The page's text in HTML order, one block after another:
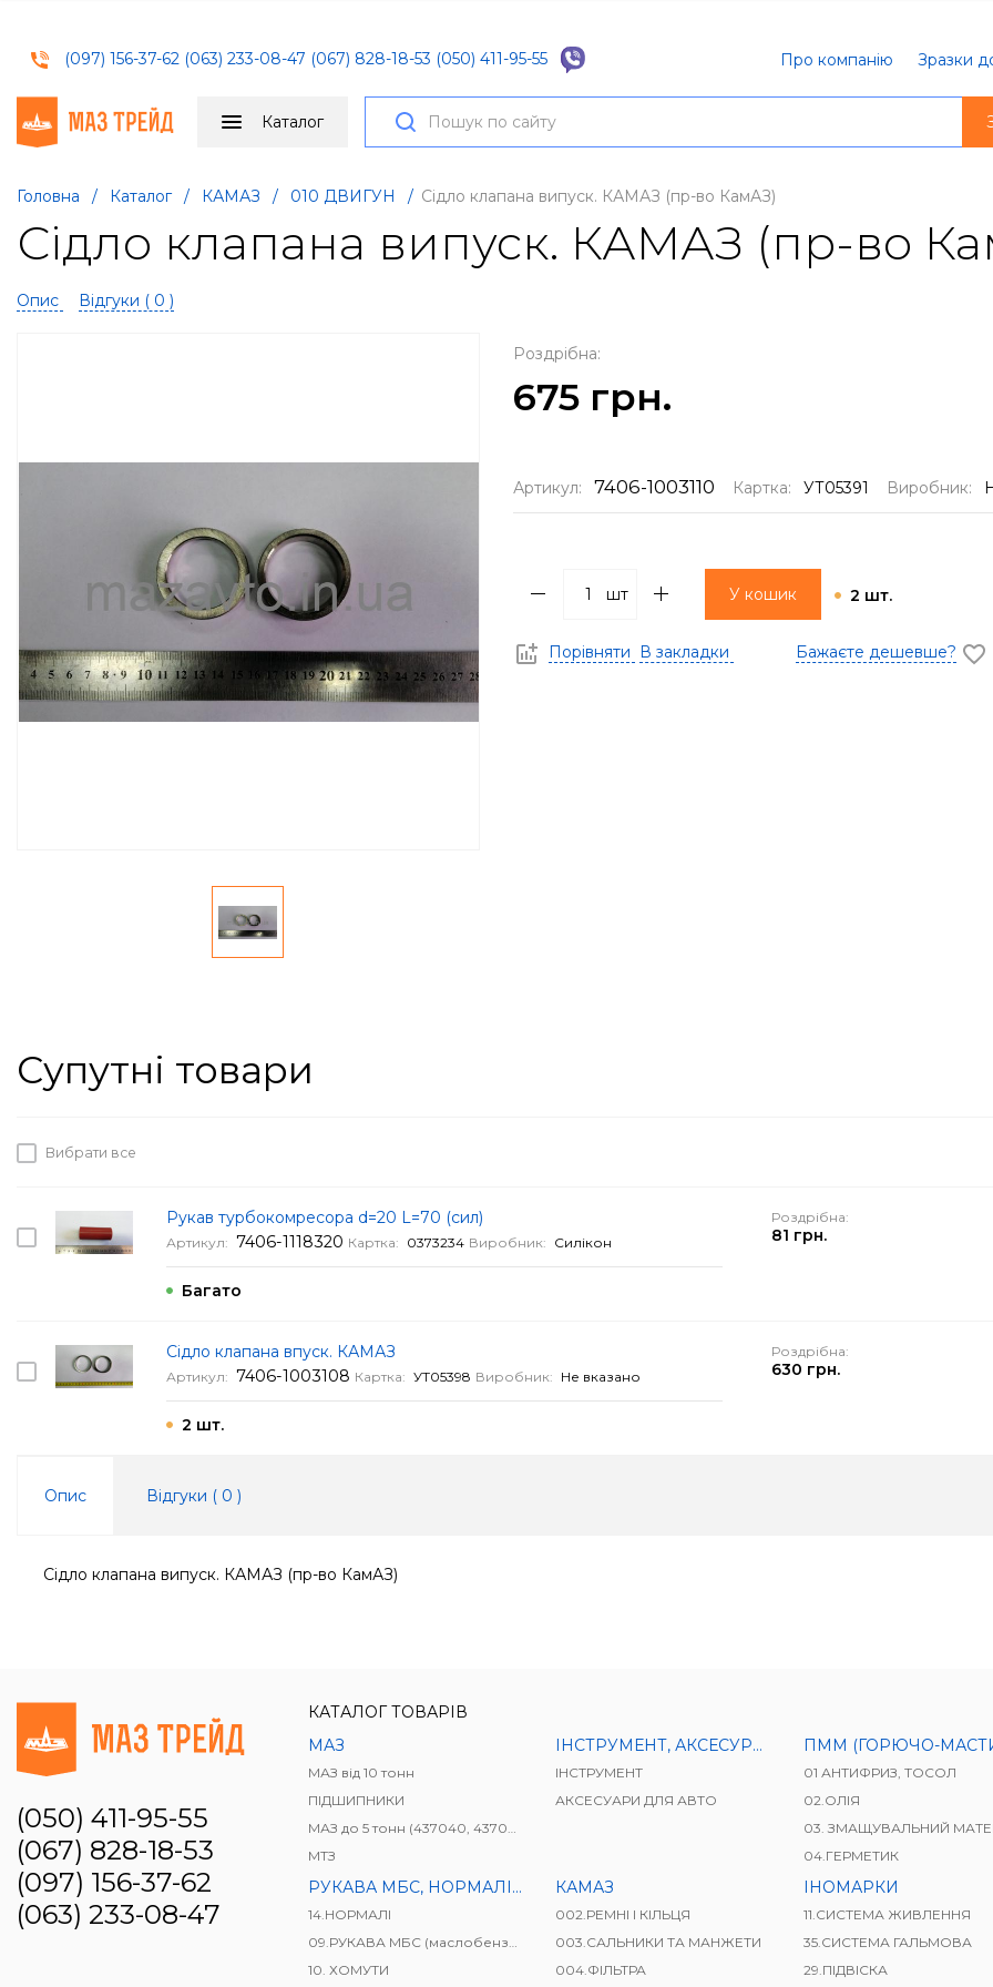
(097) 156-37-62 (063) 233-08-47 (067) 828-18-53 (050) 411-95-55 Про компанію Зразки
Каталог
Головна / Каталог / КАМАЗ / 010 ДВИГУН / Сідло клапана випуск. КАМАЗ (пр-во КамАЗ)
Сідло клапана випуск. КАМАЗ (пр-во
Опис Відгуки ( 0 )
Роздрібна:
675 грн.
Артикул: 7406-1003110 Картка: УТ05391 Виробник:
шт У кошик 2 шт.
Порівняти В закладки Бажаєте дешевше?
Супутні товари
Вибрати все
Рукав турбокомресора d=20 L=70 (сил)
Артикул: 7406-1118320 Картка: 0373234 Виробник: Силікон
Багато
Роздрібна:
81 грн.
Сідло клапана впуск. КАМАЗ
Артикул: 7406-1003108 Картка: УТ05398 Виробник: Не вказано
2 шт.
Роздрібна:
630 грн.
Опис Відгуки ( 0 )
Сідло клапана випуск. КАМАЗ (пр-во КамАЗ)
(050) 411-95-55
(067) 828-18-53
(097) 156-37-62
(063) 233-08-47
КАТАЛОГ ТОВАРІВ
МАЗ
МАЗ від 10 тонн
ПІДШИПНИКИ
МАЗ до 5 тонн (437040, 437041, 437141)
МТЗ
ІНСТРУМЕНТ, АКСЕСУРИ ДЛЯ АВТО
ІНСТРУМЕНТ
АКСЕСУАРИ ДЛЯ АВТО
ПММ (ГОРЮЧО-МАСТИЛЬНІ
01 АНТИФРИЗ, ТОСОЛ
02.ОЛІЯ
03. ЗМАЩУВАЛЬНИЙ
04.ГЕРМЕТИК
РУКАВА МБС, НОРМАЛІ, ВУГІЛЬНИКИ, З'ЄДНЮВАЧІ
14.НОРМАЛІ
09.РУКАВА МБС (маслобензостійкі)
10. ХОМУТИ
КАМАЗ
002.РЕМНІ І КІЛЬЦЯ
003.САЛЬНИКИ ТА МАНЖЕТИ
004.ФІЛЬТРА
ІНОМАРКИ
11.СИСТЕМА ЖИВЛЕННЯ
35.СИСТЕМА ГАЛЬМОВА
29.ПІДВІСКА